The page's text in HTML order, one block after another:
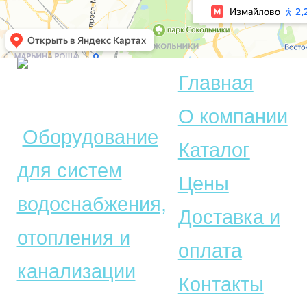
Оборудование
для систем
водоснабжения,
отопления и
канализации
Главная
О компании
Каталог
Цены
Доставка и
оплата
Контакты